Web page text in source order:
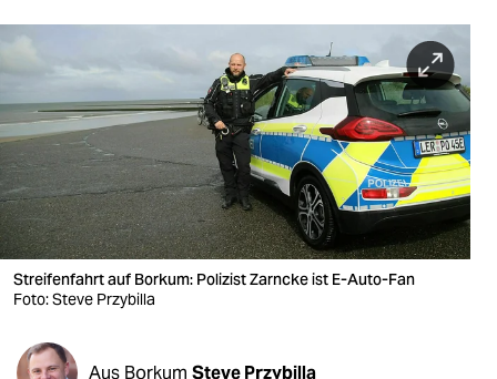
sport
berlin
nord
wahrheit
verlag
verlag
veranstaltungen
Streifenfahrt auf Borkum: Polizist Zarncke ist E-Auto-Fan
Foto: Steve Przybilla
Aus Borkum Steve Przybilla